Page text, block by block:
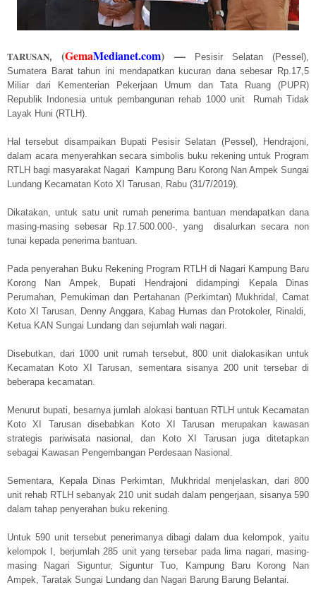
TARUSAN, (GemaMedianet.com) —
Pesisir Selatan (Pessel),
Sumatera Barat tahun ini mendapatkan kucuran dana sebesar Rp.17,5
Miliar dari Kementerian Pekerjaan Umum dan Tata Ruang (PUPR)
Republik Indonesia untuk pembangunan rehab 1000 unit Rumah Tidak
Layak Huni (RTLH).
Hal tersebut disampaikan Bupati Pesisir Selatan (Pessel), Hendrajoni,
dalam acara menyerahkan secara simbolis buku rekening untuk Program
RTLH bagi masyarakat Nagari Kampung Baru Korong Nan Ampek Sungai
Lundang Kecamatan Koto XI Tarusan, Rabu (31/7/2019).
Dikatakan, untuk satu unit rumah penerima bantuan mendapatkan dana
masing-masing sebesar Rp.17.500.000-, yang disalurkan secara non
tunai kepada penerima bantuan.
Pada penyerahan Buku Rekening Program RTLH di Nagari Kampung Baru
Korong Nan Ampek, Bupati Hendrajoni didampingi Kepala Dinas
Perumahan, Pemukiman dan Pertahanan (Perkimtan) Mukhridal, Camat
Koto XI Tarusan, Denny Anggara, Kabag Humas dan Protokoler, Rinaldi,
Ketua KAN Sungai Lundang dan sejumlah wali nagari.
Disebutkan, dari 1000 unit rumah tersebut, 800 unit dialokasikan untuk
Kecamatan Koto XI Tarusan, sementara sisanya 200 unit tersebar di
beberapa kecamatan.
Menurut bupati, besarnya jumlah alokasi bantuan RTLH untuk Kecamatan
Koto XI Tarusan disebabkan Koto XI Tarusan merupakan kawasan
strategis pariwisata nasional, dan Koto XI Tarusan juga ditetapkan
sebagai Kawasan Pengembangan Perdesaan Nasional.
Sementara, Kepala Dinas Perkimtan, Mukhridal menjelaskan, dari 800
unit rehab RTLH sebanyak 210 unit sudah dalam pengerjaan, sisanya 590
dalam tahap penyerahan buku rekening.
Untuk 590 unit tersebut penerimanya dibagi dalam dua kelompok, yaitu
kelompok I, berjumlah 285 unit yang tersebar pada lima nagari, masing-
masing Nagari Siguntur, Siguntur Tuo, Kampung Baru Korong Nan
Ampek, Taratak Sungai Lundang dan Nagari Barung Barung Belantai.